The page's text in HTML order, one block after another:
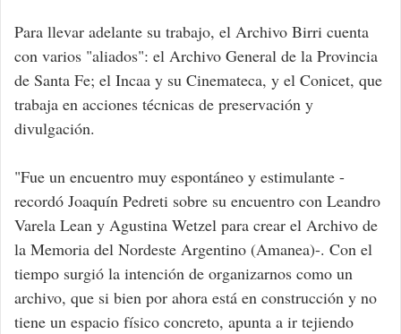
Para llevar adelante su trabajo, el Archivo Birri cuenta
con varios "aliados": el Archivo General de la Provincia
de Santa Fe; el Incaa y su Cinemateca, y el Conicet, que
trabaja en acciones técnicas de preservación y
divulgación.
"Fue un encuentro muy espontáneo y estimulante -
recordó Joaquín Pedreti sobre su encuentro con Leandro
Varela Lean y Agustina Wetzel para crear el Archivo de
la Memoria del Nordeste Argentino (Amanea)-. Con el
tiempo surgió la intención de organizarnos como un
archivo, que si bien por ahora está en construcción y no
tiene un espacio físico concreto, apunta a ir tejiendo